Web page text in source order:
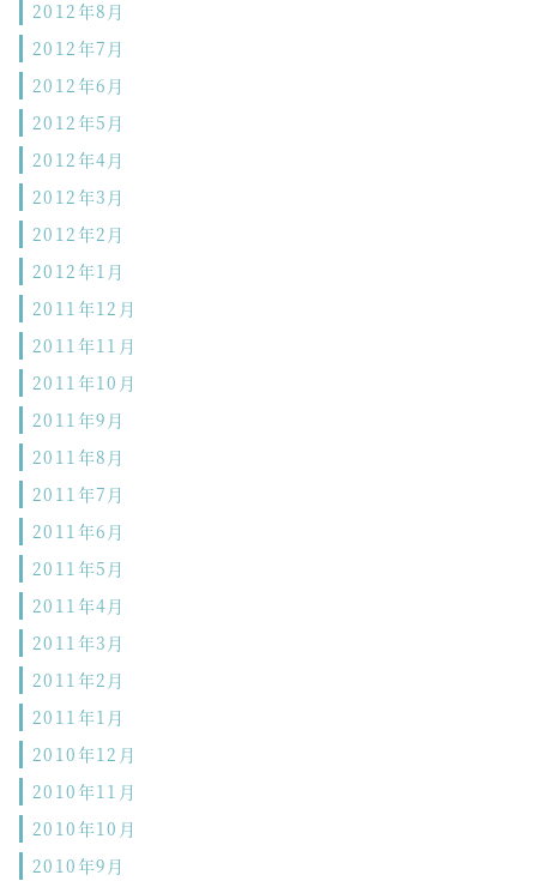
2012年8月
2012年7月
2012年6月
2012年5月
2012年4月
2012年3月
2012年2月
2012年1月
2011年12月
2011年11月
2011年10月
2011年9月
2011年8月
2011年7月
2011年6月
2011年5月
2011年4月
2011年3月
2011年2月
2011年1月
2010年12月
2010年11月
2010年10月
2010年9月